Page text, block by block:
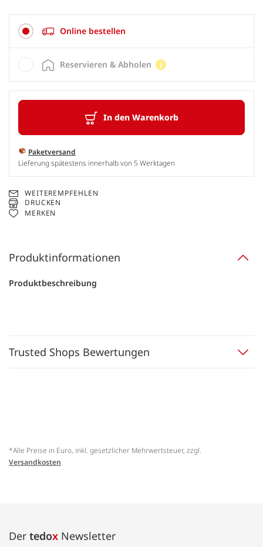
Online bestellen
In den Warenkorb
Paketversand
Lieferung spätestens innerhalb von 5 Werktagen
Reservieren & Abholen
WEITEREMPFEHLEN
DRUCKEN
MERKEN
Produktinformationen
Produktbeschreibung
Trusted Shops Bewertungen
*Alle Preise in Euro, inkl. gesetzlicher Mehrwertsteuer, zzgl.
Versandkosten
Der tedox Newsletter